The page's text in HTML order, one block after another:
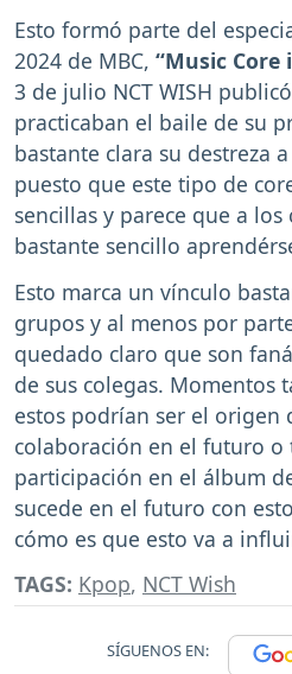
Esto formó parte del
2024 de MBC, “Music Core
3 de julio NCT WISH
practicaban el baile de su
bastante clara su destreza
puesto que este tipo de
sencillas y parece que a los
bastante sencillo
Esto marca un vínculo
grupos y al menos por
quedado claro que son
de sus colegas. Momentos
estos podrían ser el origen
colaboración en el futuro o
participación en el álbum
sucede en el futuro con
cómo es que esto va a
TAGS: Kpop, NCT Wish
SÍGUENOS EN: